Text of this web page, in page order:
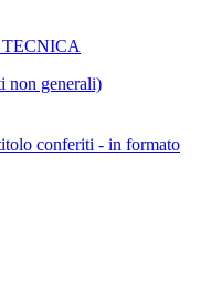
non generali)
conferiti - in formato